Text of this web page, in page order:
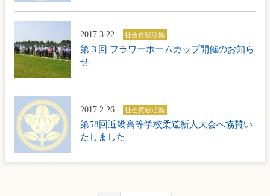
2017.3.22 社会貢献活動
第３回 フラワーホームカップ開催のお知ら
せ
2017.2.26 社会貢献活動
第58回近畿高等学校柔道新人大会へ協賛い
たしました